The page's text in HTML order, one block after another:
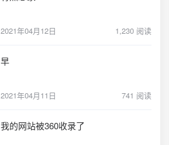
2021年04月12日 1,230 阅读
早
2021年04月11日 741 阅读
我的网站被360收录了